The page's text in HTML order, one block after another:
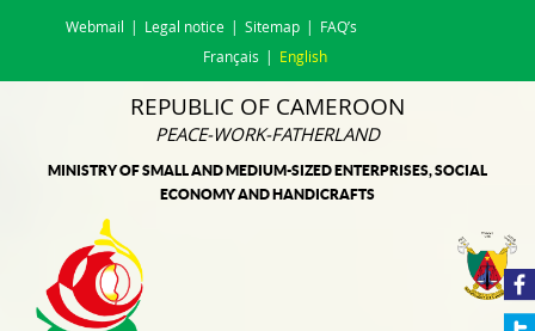
Webmail Legal notice Sitemap
FAQ’s
Français
English
REPUBLIC OF CAMEROON
PEACE-WORK-FATHERLAND
MINISTRY OF SMALL AND MEDIUM-SIZED ENTERPRISES, SOCIAL
ECONOMY AND HANDICRAFTS